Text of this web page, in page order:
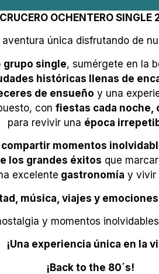
CRUCERO OCHENTERO SINGLE
aventura única disfrutando de
grupo single, sumérgete en la
históricas llenas de
de ensueño y una
con fiestas cada noche,
para revivir una época
momentos
los grandes éxitos que
excelente gastronomía y vivir
música, viajes y emociones
y momentos
¡Una experiencia única en la
¡Back to the 80´s!